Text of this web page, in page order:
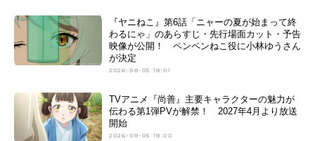
『ヤニねこ』第6話「ニャーの夏が始まって終
わるにゃ」のあらすじ・先行場面カット・予告
映像が公開！ ペンペンねこ役に小林ゆうさん
が決定
2026-08-05 18:01
TVアニメ『尚善』主要キャラクターの魅力が
伝わる第1弾PVが解禁！ 2027年4月より放送
開始
2026-08-05 18:00